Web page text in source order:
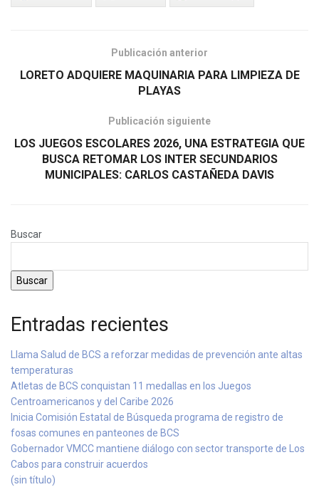
Publicación anterior
LORETO ADQUIERE MAQUINARIA PARA LIMPIEZA DE
PLAYAS
Publicación siguiente
LOS JUEGOS ESCOLARES 2026, UNA ESTRATEGIA QUE
BUSCA RETOMAR LOS INTER SECUNDARIOS
MUNICIPALES: CARLOS CASTAÑEDA DAVIS
Buscar
Buscar
Entradas recientes
Llama Salud de BCS a reforzar medidas de prevención ante altas
temperaturas
Atletas de BCS conquistan 11 medallas en los Juegos
Centroamericanos y del Caribe 2026
Inicia Comisión Estatal de Búsqueda programa de registro de
fosas comunes en panteones de BCS
Gobernador VMCC mantiene diálogo con sector transporte de Los
Cabos para construir acuerdos
(sin título)